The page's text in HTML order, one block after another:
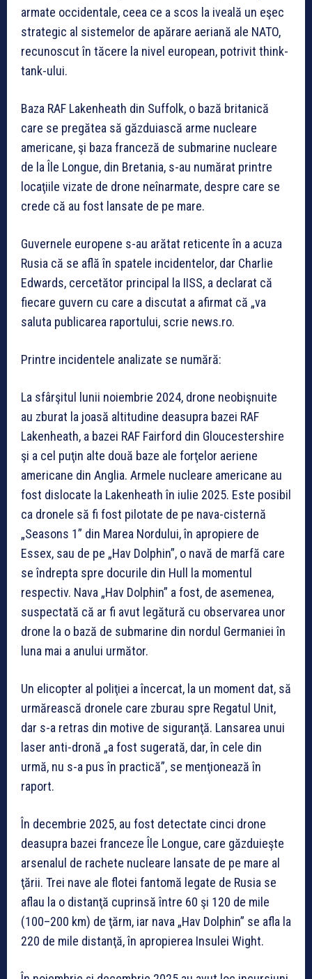
armate occidentale, ceea ce a scos la iveală un eşec
strategic al sistemelor de apărare aeriană ale NATO,
recunoscut în tăcere la nivel european, potrivit think-
tank-ului.
Baza RAF Lakenheath din Suffolk, o bază britanică
care se pregătea să găzduiască arme nucleare
americane, şi baza franceză de submarine nucleare
de la Île Longue, din Bretania, s-au numărat printre
locaţiile vizate de drone neînarmate, despre care se
crede că au fost lansate de pe mare.
Guvernele europene s-au arătat reticente în a acuza
Rusia că se află în spatele incidentelor, dar Charlie
Edwards, cercetător principal la IISS, a declarat că
fiecare guvern cu care a discutat a afirmat că „va
saluta publicarea raportului, scrie news.ro.
Printre incidentele analizate se numără:
La sfârşitul lunii noiembrie 2024, drone neobişnuite
au zburat la joasă altitudine deasupra bazei RAF
Lakenheath, a bazei RAF Fairford din Gloucestershire
şi a cel puţin alte două baze ale forţelor aeriene
americane din Anglia. Armele nucleare americane au
fost dislocate la Lakenheath în iulie 2025. Este posibil
ca dronele să fi fost pilotate de pe nava-cisternă
„Seasons 1” din Marea Nordului, în apropiere de
Essex, sau de pe „Hav Dolphin”, o navă de marfă care
se îndrepta spre docurile din Hull la momentul
respectiv. Nava „Hav Dolphin” a fost, de asemenea,
suspectată că ar fi avut legătură cu observarea unor
drone la o bază de submarine din nordul Germaniei în
luna mai a anului următor.
Un elicopter al poliţiei a încercat, la un moment dat, să
urmărească dronele care zburau spre Regatul Unit,
dar s-a retras din motive de siguranţă. Lansarea unui
laser anti-dronă „a fost sugerată, dar, în cele din
urmă, nu s-a pus în practică”, se menţionează în
raport.
În decembrie 2025, au fost detectate cinci drone
deasupra bazei franceze Île Longue, care găzduieşte
arsenalul de rachete nucleare lansate de pe mare al
ţării. Trei nave ale flotei fantomă legate de Rusia se
aflau la o distanţă cuprinsă între 60 şi 120 de mile
(100–200 km) de ţărm, iar nava „Hav Dolphin” se afla la
220 de mile distanţă, în apropierea Insulei Wight.